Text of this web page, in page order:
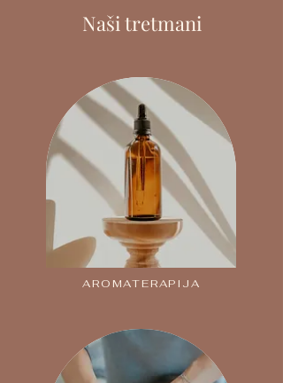
Naši tretmani
AROMATERAPIJA